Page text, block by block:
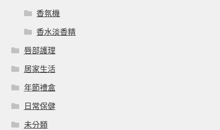
香氛機
香水淡香精
唇部護理
居家生活
年節禮盒
日常保健
未分類